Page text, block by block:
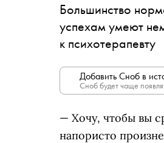
Большинство
успехам умеют
к психотерапевту
Добавить Сноб в
Сноб будет чаще
— Хочу, чтобы вы
напористо